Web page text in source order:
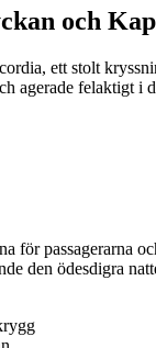
och
ett stolt
agerade felaktigt i
för passagerarna
den ödesdigra